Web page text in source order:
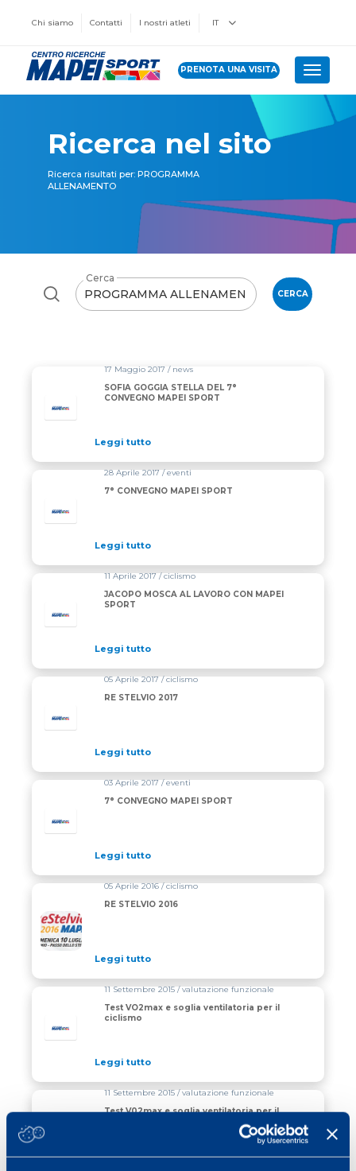
Chi siamo Contatti I nostri atleti IT
PRENOTA UNA VISITA Toggle
Ricerca nel sito
Ricerca risultati per: PROGRAMMA
ALLENAMENTO
Cerca
CERCA
17 Maggio 2017 / news
SOFIA GOGGIA STELLA DEL 7°
CONVEGNO MAPEI SPORT
Leggi tutto
28 Aprile 2017 / eventi
7° CONVEGNO MAPEI SPORT
Leggi tutto
11 Aprile 2017 / ciclismo
JACOPO MOSCA AL LAVORO CON MAPEI
SPORT
Leggi tutto
05 Aprile 2017 / ciclismo
RE STELVIO 2017
Leggi tutto
03 Aprile 2017 / eventi
7° CONVEGNO MAPEI SPORT
Leggi tutto
05 Aprile 2016 / ciclismo
RE STELVIO 2016
Leggi tutto
11 Settembre 2015 / valutazione funzionale
Test VO2max e soglia ventilatoria per il
ciclismo
Leggi tutto
11 Settembre 2015 / valutazione funzionale
Test V02max e soglia ventilatoria per il